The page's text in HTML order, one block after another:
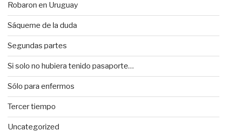
Robaron en Uruguay
Sáqueme de la duda
Segundas partes
Si solo no hubiera tenido pasaporte…
Sólo para enfermos
Tercer tiempo
Uncategorized